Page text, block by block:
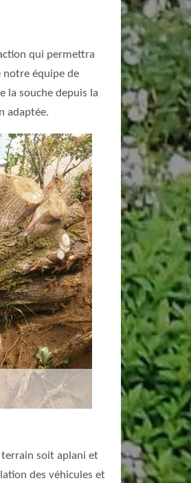
qui permettra
notre équipe de
la souche depuis la
adaptée.
terrain soit aplani et
des véhicules et